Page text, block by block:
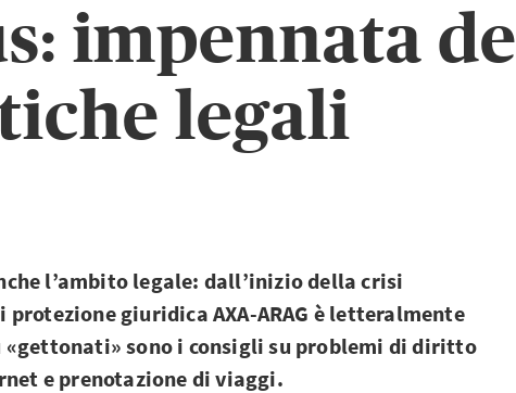
impennata
legali
l’ambito legale: dall’inizio della crisi
protezione giuridica AXA-ARAG è letteralmente
«gettonati» sono i consigli su problemi di diritto
e prenotazione di viaggi.